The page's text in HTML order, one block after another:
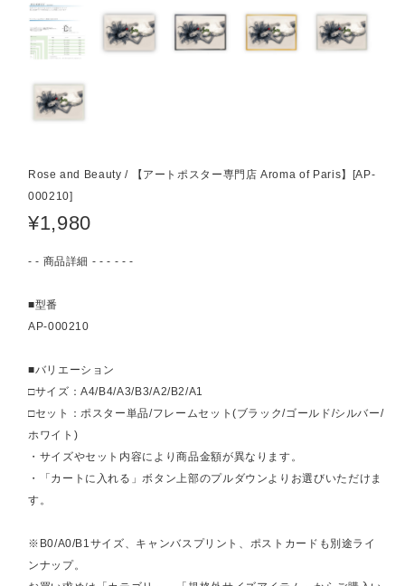
Rose and Beauty / 【アートポスター専門店 Aroma of Paris】[AP-
000210]
¥1,980
- - 商品詳細 - - - - - -
■型番
AP-000210
■バリエーション
□サイズ：A4/B4/A3/B3/A2/B2/A1
□セット：ポスター単品/フレームセット(ブラック/ゴールド/シルバー/
ホワイト)
・サイズやセット内容により商品金額が異なります。
・「カートに入れる」ボタン上部のプルダウンよりお選びいただけま
す。
※B0/A0/B1サイズ、キャンバスプリント、ポストカードも別途ライ
ンナップ。